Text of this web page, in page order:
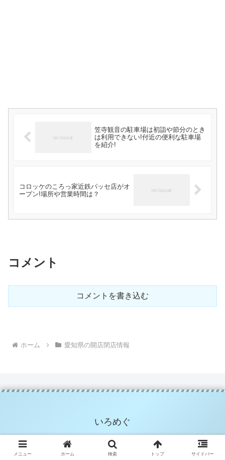
笠寺観音の駐車場は初詣や節分のとき
は利用できない!付近の便利な駐車場
を紹介!
コロッケのころっ家近鉄パッセ店がオ
ープン!場所や営業時間は？
コメント
コメントを書き込む
ホーム 愛知県の開店閉店情報
いろめぐ
メニュー ホーム 検索 トップ サイドバー